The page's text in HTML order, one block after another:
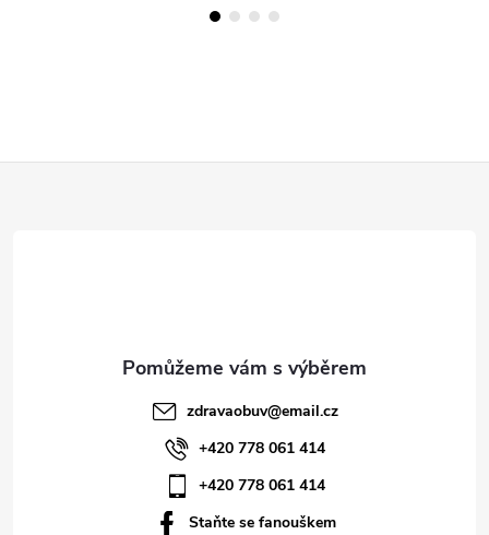
zdravaobuv@email.cz
+420 778 061 414
+420 778 061 414
Staňte se fanouškem